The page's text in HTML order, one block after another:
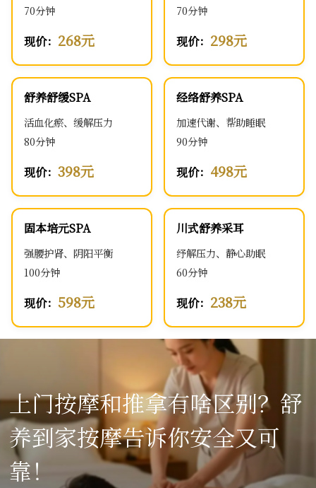
70分钟
现价： 268元
70分钟
现价： 298元
舒养舒缓SPA
活血化瘀、缓解压力
80分钟
现价： 398元
经络舒养SPA
加速代谢、帮助睡眠
90分钟
现价： 498元
固本培元SPA
强腰护肾、阴阳平衡
100分钟
现价： 598元
川式舒养采耳
纾解压力、静心助眠
60分钟
现价： 238元
上门按摩和推拿有啥区别？舒
养到家按摩告诉你安全又可
靠！